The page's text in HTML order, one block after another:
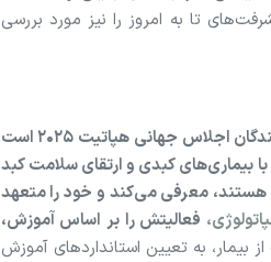
تا به امروز را نیز مورد بررسی
سازمان بین‌المللی «خانه هپاتولوژی» یا EASL، یک سازمان غیرانتفاعی و از برگزارکنندگان اجلاس جهانی هپاتیت ۲۰۲۵ است
بیماری‌های کبدی و ارتقای سلامت کبد
هستند، معرفی می‌کند و خود را متعهد
فعالیتش را بر اساس آموزش،
به تعیین استاندارد‌های آموزش